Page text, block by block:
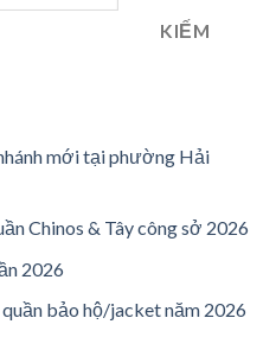
KIẾM
mới tại phường Hải
Chinos & Tây công sở 2026
2026
bảo hộ/jacket năm 2026